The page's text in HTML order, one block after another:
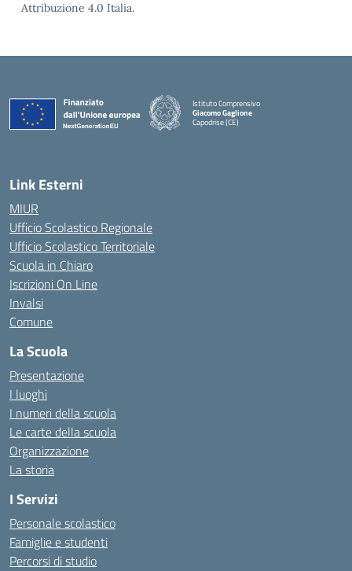
Attribuzione 4.0 Italia.
Istituto Comprensivo
Giacomo Gaglione
Capodrise (CE)
— Visita la pagina iniziale della scuola
Link Esterni
MIUR
Ufficio Scolastico Regionale
Ufficio Scolastico Territoriale
Scuola in Chiaro
Iscrizioni On Line
Invalsi
Comune
La Scuola
Presentazione
I luoghi
I numeri della scuola
Le carte della scuola
Organizzazione
La storia
I Servizi
Personale scolastico
Famiglie e studenti
Percorsi di studio